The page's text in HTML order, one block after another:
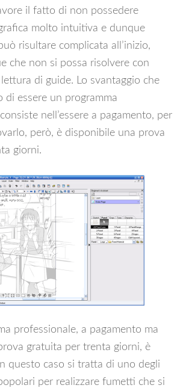
il fatto di non possedere
molto intuitiva e dunque
risultare complicata all’inizio,
che non si possa risolvere con
di guide. Lo svantaggio che
di essere un programma
nell’essere a pagamento, per
però, è disponibile una prova
giorni.
professionale, a pagamento ma
gratuita per trenta giorni, è
questo caso si tratta di uno degli
per realizzare fumetti che si